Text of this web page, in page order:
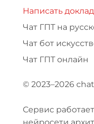
Написать доклад
Чат ГПТ на
Чат бот
Чат ГПТ онлайн
© 2023–2026
Сервис
нейросети